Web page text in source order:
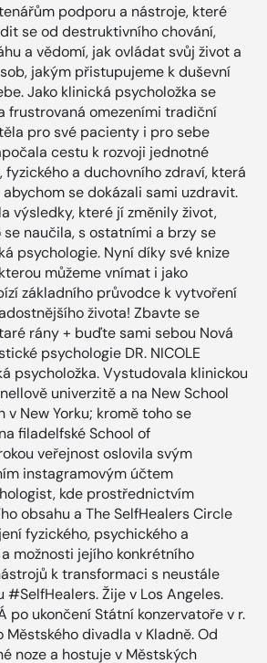
podporu a nástroje, které
se od destruktivního chování,
a vědomí, jak ovládat svůj život a
jakým přistupujeme k duševní
Jako klinická psycholožka se
frustrovaná omezeními tradiční
pro své pacienty i pro sebe
cestu k rozvoji jednotné
fyzického a duchovního zdraví, která
se dokázali sami uzdravit.
výsledky, které jí změnily život,
naučila, s ostatními a brzy se
psychologie. Nyní díky své knize
můžeme vnímat i jako
základního průvodce k vytvoření
života! Zbavte se
rány + buďte sami sebou Nová
psychologie DR. NICOLE
psycholožka. Vystudovala klinickou
univerzitě a na New School
v New Yorku; kromě toho se
filadelfské School of
veřejnost oslovila svým
instagramovým účtem
kde prostřednictvím
obsahu a The SelfHealers Circle
fyzického, psychického a
možnosti jejího konkrétního
k transformaci s neustále
Žije v Los Angeles.
po ukončení Státní konzervatoře v r.
divadla v Kladně. Od
noze a hostuje v Městských